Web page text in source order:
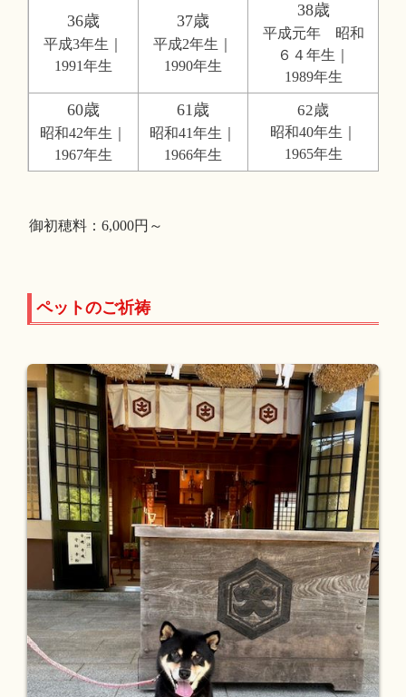
36歳
平成3年生｜
1991年生
37歳
平成2年生｜
1990年生
38歳
平成元年 昭和
６４年生｜
1989年生
60歳
昭和42年生｜
1967年生
61歳
昭和41年生｜
1966年生
62歳
昭和40年生｜
1965年生
御初穂料：6,000円～
ペットのご祈祷